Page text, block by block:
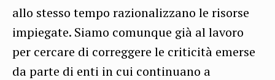
allo stesso tempo razionalizzano le risorse
impiegate. Siamo comunque già al lavoro
per cercare di correggere le criticità emerse
da parte di enti in cui continuano a